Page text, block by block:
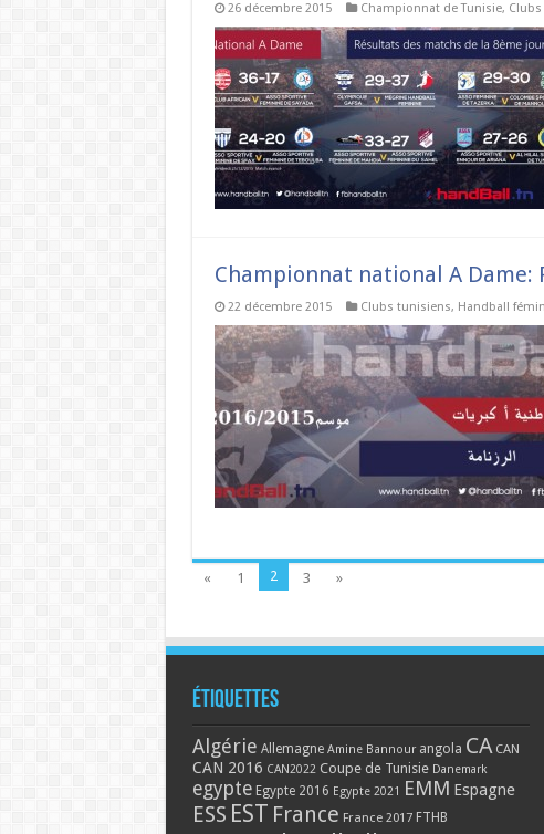
26 décembre 2015 Championnat de Tunisie,
Championnat national A
22 décembre 2015 Clubs tunisiens, Handball
« 1 2 3 »
Étiquettes
Algérie Allemagne Amine Bannour angola CA CAN
CAN 2016 CAN2022 Coupe de Tunisie Danemark
egypte Egypte 2016 Egypte 2021 EMM Espagne
ESS EST France France 2017 FTHB